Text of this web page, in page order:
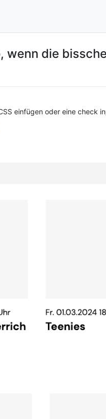
wenn die
einfügen oder eine check